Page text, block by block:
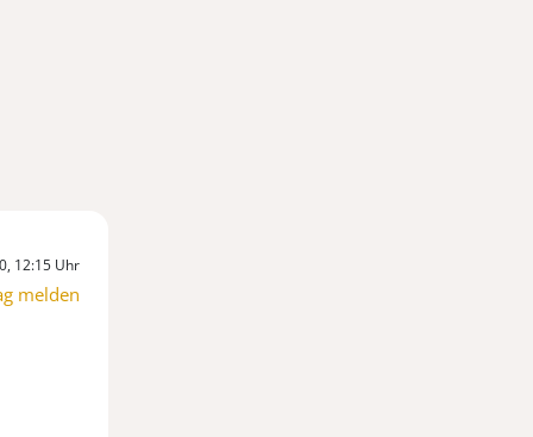
12:15 Uhr
melden